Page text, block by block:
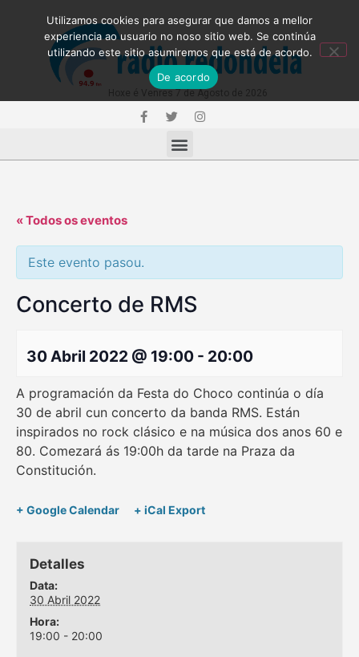
« Todos os eventos
Este evento pasou.
Concerto de RMS
30 Abril 2022 @ 19:00 - 20:00
A programación da Festa do Choco continúa o día
30 de abril cun concerto da banda RMS. Están
inspirados no rock clásico e na música dos anos 60 e
80. Comezará ás 19:00h da tarde na Praza da
Constitución.
+ Google Calendar + iCal Export
Detalles
Data:
30 Abril 2022
Hora:
19:00 - 20:00
Utilizamos cookies para asegurar que damos a mellor
experiencia ao usuario no noso sitio web. Se continúa
utilizando este sitio asumiremos que está de acordo.
De acordo